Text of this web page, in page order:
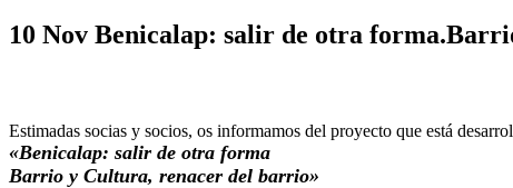
10 Nov Benicalap: salir de otra
Estimadas socias y socios, os informamos del proyecto que está
«Benicalap: salir de otra forma
Barrio y Cultura, renacer del barrio»